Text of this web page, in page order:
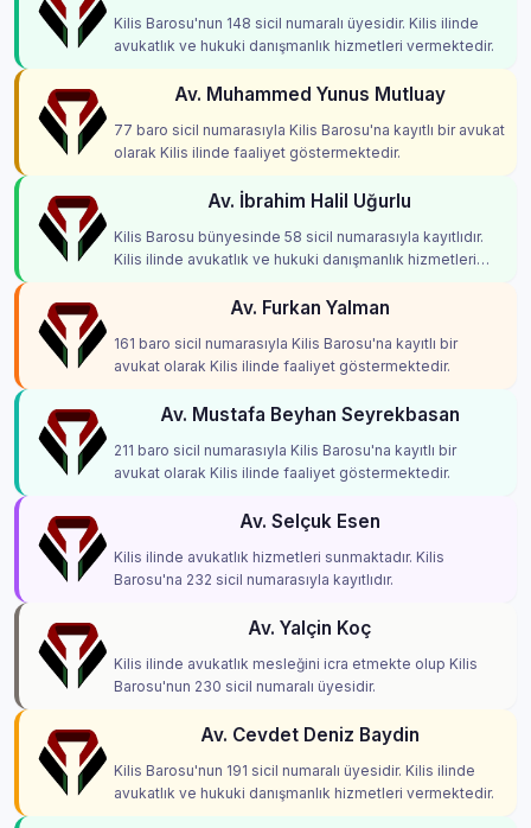
Kilis Barosu'nun 148 sicil numaralı üyesidir. Kilis ilinde
avukatlık ve hukuki danışmanlık hizmetleri vermektedir.
Av. Muhammed Yunus Mutluay
77 baro sicil numarasıyla Kilis Barosu'na kayıtlı bir avukat
olarak Kilis ilinde faaliyet göstermektedir.
Av. İbrahim Halil Uğurlu
Kilis Barosu bünyesinde 58 sicil numarasıyla kayıtlıdır.
Kilis ilinde avukatlık ve hukuki danışmanlık hizmetleri
Av. Furkan Yalman
161 baro sicil numarasıyla Kilis Barosu'na kayıtlı bir
avukat olarak Kilis ilinde faaliyet göstermektedir.
Av. Mustafa Beyhan Seyrekbasan
211 baro sicil numarasıyla Kilis Barosu'na kayıtlı bir
avukat olarak Kilis ilinde faaliyet göstermektedir.
Av. Selçuk Esen
Kilis ilinde avukatlık hizmetleri sunmaktadır. Kilis
Barosu'na 232 sicil numarasıyla kayıtlıdır.
Av. Yalçin Koç
Kilis ilinde avukatlık mesleğini icra etmekte olup Kilis
Barosu'nun 230 sicil numaralı üyesidir.
Av. Cevdet Deniz Baydin
Kilis Barosu'nun 191 sicil numaralı üyesidir. Kilis ilinde
avukatlık ve hukuki danışmanlık hizmetleri vermektedir.